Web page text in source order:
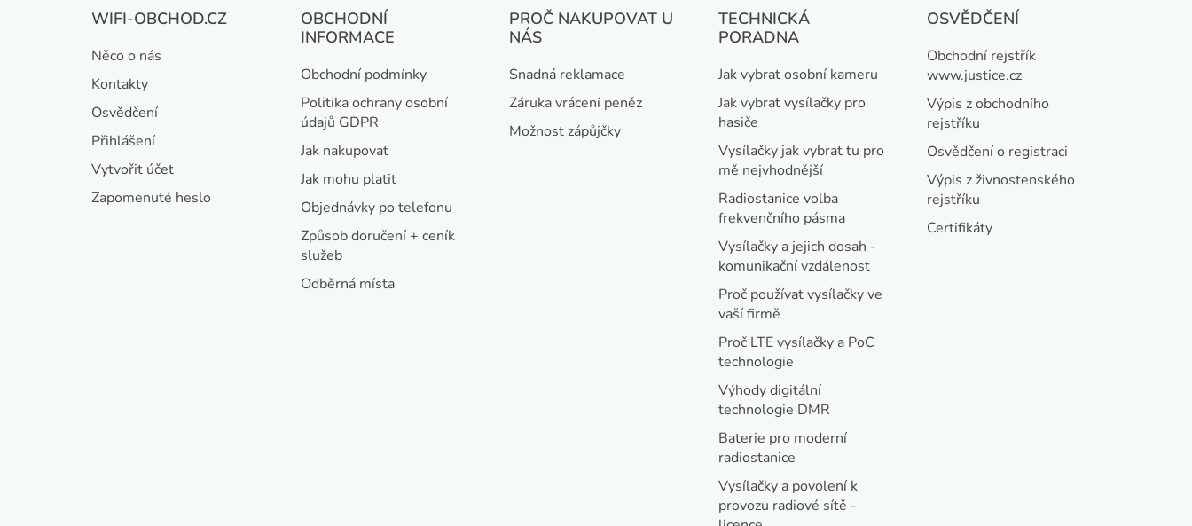
WIFI-OBCHOD.CZ
Něco o nás
Kontakty
Osvědčení
Přihlášení
Vytvořit účet
Zapomenuté heslo
OBCHODNÍ
INFORMACE
Obchodní podmínky
Politika ochrany osobní
údajů GDPR
Jak nakupovat
Jak mohu platit
Objednávky po telefonu
Způsob doručení + ceník
služeb
Odběrná místa
PROČ NAKUPOVAT U
NÁS
Snadná reklamace
Záruka vrácení peněz
Možnost zápůjčky
TECHNICKÁ
PORADNA
Jak vybrat osobní kameru
Jak vybrat vysílačky pro
hasiče
Vysílačky jak vybrat tu pro
mě nejvhodnější
Radiostanice volba
frekvenčního pásma
Vysílačky a jejich dosah -
komunikační vzdálenost
Proč používat vysílačky ve
vaší firmě
Proč LTE vysílačky a PoC
technologie
Výhody digitální
technologie DMR
Baterie pro moderní
radiostanice
Vysílačky a povolení k
provozu radiové sítě -
OSVĚDČENÍ
Obchodní rejstřík
www.justice.cz
Výpis z obchodního
rejstříku
Osvědčení o registraci
Výpis z živnostenského
rejstříku
Certifikáty